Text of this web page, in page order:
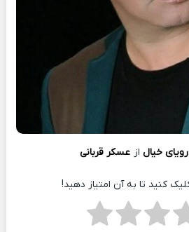
رویای خیال از عسکر قربانی
کنید تا به آن امتیاز دهید!